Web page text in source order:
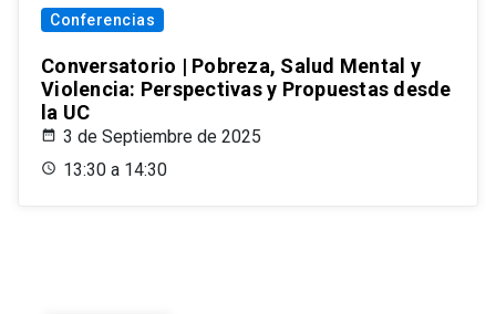
Conferencias
Conversatorio | Pobreza, Salud Mental y
Violencia: Perspectivas y Propuestas desde
la UC
3 de Septiembre de 2025
13:30 a 14:30